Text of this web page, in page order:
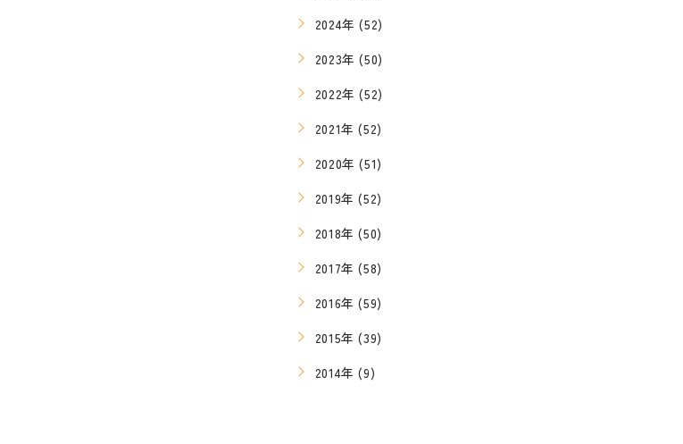
2024年 (52)
2023年 (50)
2022年 (52)
2021年 (52)
2020年 (51)
2019年 (52)
2018年 (50)
2017年 (58)
2016年 (59)
2015年 (39)
2014年 (9)